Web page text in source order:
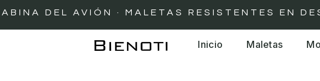
AVIÓN · MALETAS RESISTENTES EN
Inicio Maletas